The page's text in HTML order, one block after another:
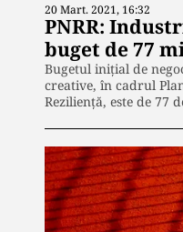
20 Mart. 2021, 16:32
PNRR:
buget de 77
Bugetul iniţial de
creative, în cadrul
Rezilienţă, este de 77